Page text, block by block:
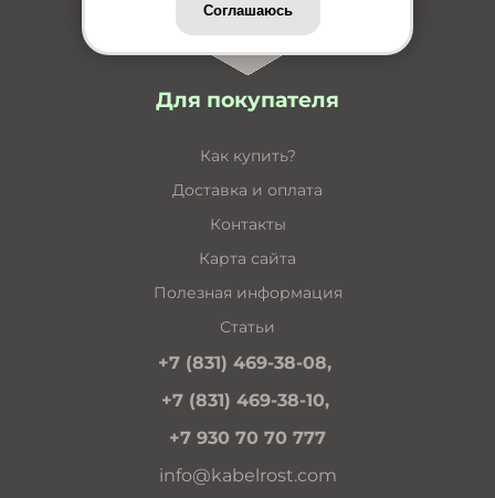
Для покупателя
Как купить?
Доставка и оплата
Контакты
Карта сайта
Полезная информация
Статьи
+7 (831) 469-38-08,
+7 (831) 469-38-10,
+7 930 70 70 777
info@kabelrost.com
Соглашаюсь